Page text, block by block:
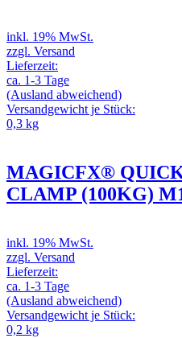
inkl. 19% MwSt.
zzgl. Versand
Lieferzeit:
ca. 1-3 Tage
(Ausland abweichend)
Versandgewicht je Stück:
0,3 kg
MAGICFX®
CLAMP (100KG)
inkl. 19% MwSt.
zzgl. Versand
Lieferzeit:
ca. 1-3 Tage
(Ausland abweichend)
Versandgewicht je Stück:
0,2 kg